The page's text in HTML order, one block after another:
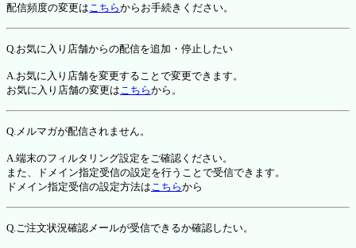
配信頻度の変更はこちらからお手続きください。
Q.お気に入り店舗からの配信を追加・停止したい
A.お気に入り店舗を変更することで変更できます。
お気に入り店舗の変更はこちらから。
Q.メルマガが配信されません。
A.端末のフィルタリング設定をご確認ください。
また、ドメイン指定受信の設定を行うことで受信できます。
ドメイン指定受信の設定方法はこちらから
Q.ご注文状況確認メールが受信できるか確認したい。